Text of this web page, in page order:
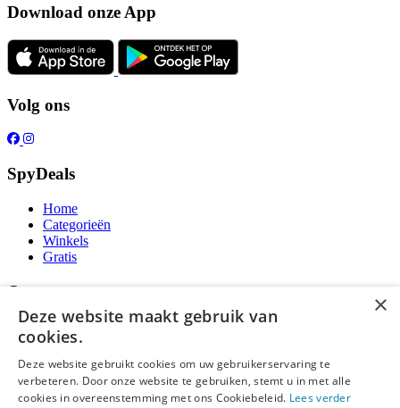
Download onze App
Volg ons
SpyDeals
Home
Categorieën
Winkels
Gratis
Over ons
Over ons
Contact
Publicatieregels
Legal
×
Deze website maakt gebruik van
cookies.
Deze website gebruikt cookies om uw gebruikerservaring te
verbeteren. Door onze website te gebruiken, stemt u in met alle
cookies in overeenstemming met ons Cookiebeleid. Lees verder